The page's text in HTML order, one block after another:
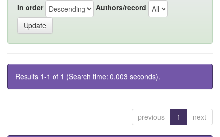
In order Authors/record
Results 1-1 of 1 (Search time: 0.003 seconds).
previous 1 next